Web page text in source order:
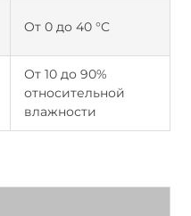
Oт 0 до 40 °C
От 10 до 90%
относительной
влажности